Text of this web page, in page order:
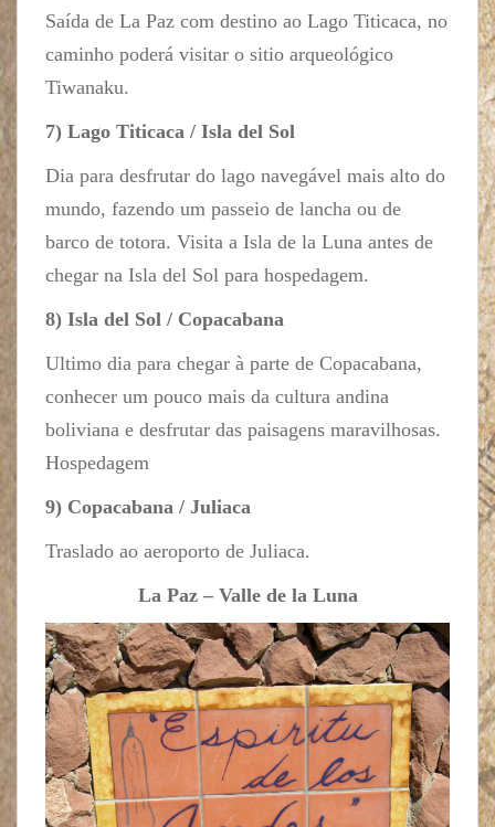
Saída de La Paz com destino ao Lago Titicaca, no
caminho poderá visitar o sitio arqueológico
Tiwanaku.
7) Lago Titicaca / Isla del Sol
Dia para desfrutar do lago navegável mais alto do
mundo, fazendo um passeio de lancha ou de
barco de totora. Visita a Isla de la Luna antes de
chegar na Isla del Sol para hospedagem.
8) Isla del Sol / Copacabana
Ultimo dia para chegar à parte de Copacabana,
conhecer um pouco mais da cultura andina
boliviana e desfrutar das paisagens maravilhosas.
Hospedagem
9) Copacabana / Juliaca
Traslado ao aeroporto de Juliaca.
La Paz – Valle de la Luna